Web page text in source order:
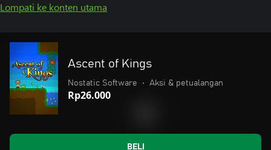
Lompati ke konten utama
Ascent of Kings
Nostatic Software • Aksi & petualangan
Rp26.000
BELI